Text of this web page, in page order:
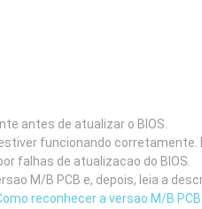
antes de atualizar o BIOS.
funcionando
falhas de atualizacao do BIOS.
M/B PCB e, depois, leia a
reconhecer a versao M/B PCB